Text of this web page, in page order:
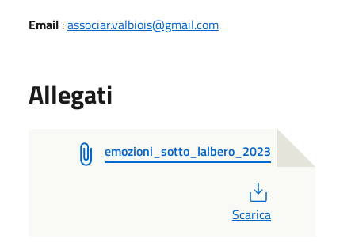
Email :associar.valbiois@gmail.com
Allegati
emozioni_sotto_lalbero_2023
Scarica